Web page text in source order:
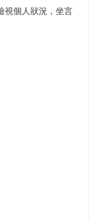
視個人狀況，坐言